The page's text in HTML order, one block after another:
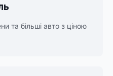
та більші авто з ціною